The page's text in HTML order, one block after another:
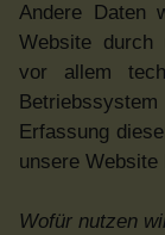
Andere Daten
Website durch
vor allem
Erfassung
unsere Website
Wofür nutzen